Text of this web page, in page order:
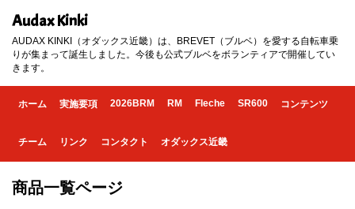
Audax Kinki
AUDAX KINKI（オダックス近畿）は、BREVET（ブルベ）を愛する自転車乗
りが集まって誕生しました。今後も公式ブルベをボランティアで開催してい
きます。
ホーム 実施要項 2026BRM RM Fleche SR600 コンテンツ
チーム リンク コンタクト オダックス近畿
商品一覧ページ